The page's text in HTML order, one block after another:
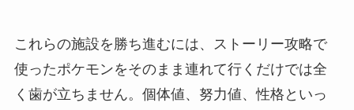
これらの施設を勝ち進むには、ストーリー攻略で
使ったポケモンをそのまま連れて行くだけでは全
く歯が立ちません。個体値、努力値、性格といっ